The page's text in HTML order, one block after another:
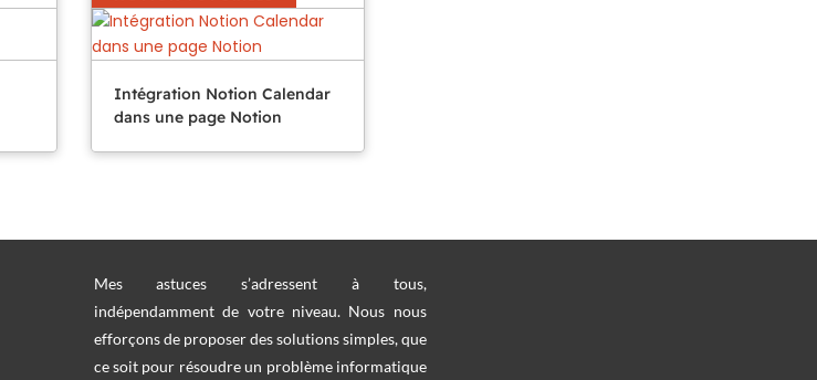
Intégration Notion Calendar
dans une page Notion
Mes astuces s’adressent à tous,
indépendamment de votre niveau. Nous nous
efforçons de proposer des solutions simples, que
ce soit pour résoudre un problème informatique